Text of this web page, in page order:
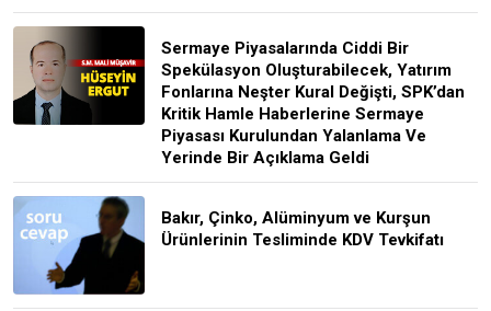
Sermaye Piyasalarında Ciddi Bir
Spekülasyon Oluşturabilecek, Yatırım
Fonlarına Neşter Kural Değişti, SPK’dan
Kritik Hamle Haberlerine Sermaye
Piyasası Kurulundan Yalanlama Ve
Yerinde Bir Açıklama Geldi
Bakır, Çinko, Alüminyum ve Kurşun
Ürünlerinin Tesliminde KDV Tevkifatı